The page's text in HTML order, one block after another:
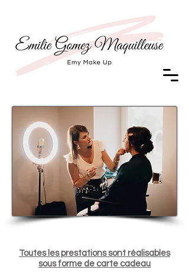
Toutes les prestations sont réalisables
sous forme de carte cadeau